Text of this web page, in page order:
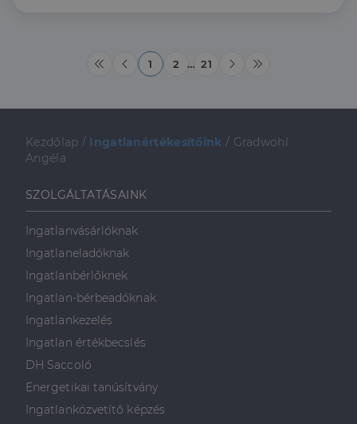
1 2 … 21
Kezdőlap / Ingatlanértékesítőink / Gradwohl
Angéla
SZOLGÁLTATÁSAINK
Ingatlanvásárlóknak
Ingatlaneladóknak
Ingatlanbérlőknek
Ingatlan-bérbeadóknak
Ingatlankezelés
Ingatlan értékbecslés
DH Saccoló
Energetikai tanúsítvány
Ingatlanközvetítő képzés